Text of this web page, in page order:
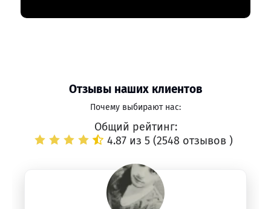
Отзывы наших клиентов
Почему выбирают нас:
Общий рейтинг:
4.87 из 5 (2548 отзывов )